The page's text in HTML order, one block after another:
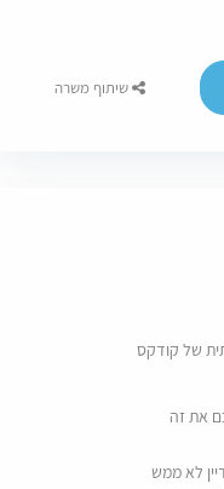
שיתוף משרה
של קודקס
את זה
לא ממש